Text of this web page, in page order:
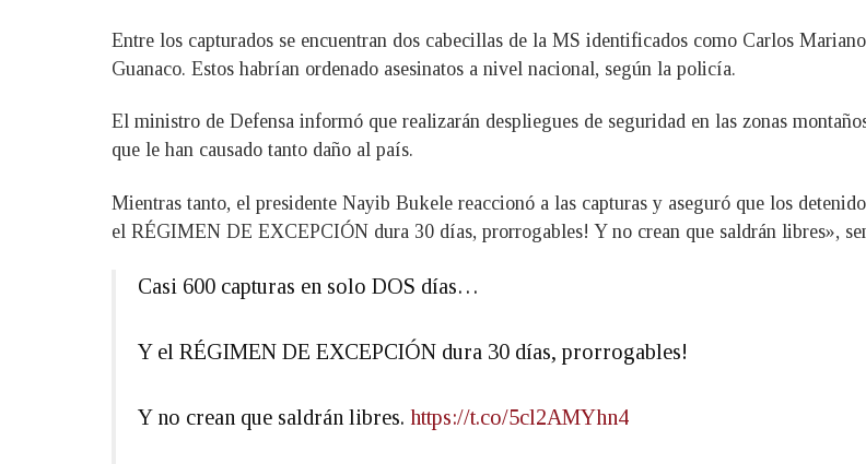
Entre los capturados se encuentran dos cabecillas de la MS identificados como Carlos
Guanaco. Estos habrían ordenado asesinatos a nivel nacional, según la policía.
El ministro de Defensa informó que realizarán despliegues de seguridad en las zonas
que le han causado tanto daño al país.
Mientras tanto, el presidente Nayib Bukele reaccionó a las capturas y aseguró que los
el RÉGIMEN DE EXCEPCIÓN dura 30 días, prorrogables! Y no crean que saldrán libres»,
Casi 600 capturas en solo DOS días…
Y el RÉGIMEN DE EXCEPCIÓN dura 30 días, prorrogables!
Y no crean que saldrán libres. https://t.co/5cl2AMYhn4